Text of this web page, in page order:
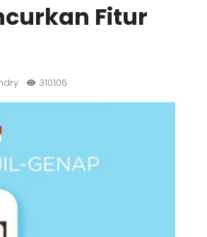
Fitur
310106